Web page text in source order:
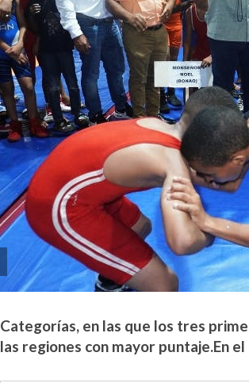
Categorías, en las que los tres
las regiones con mayor puntaje.En